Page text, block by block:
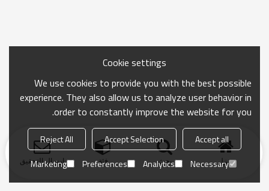
منزل بحث فئة ارسال التحقيق
Cookie settings
We use cookies to provide you with the best possible
experience. They also allow us to analyze user behavior in
order to constantly improve the website for you.
Accept all
Accept Selection
Reject All
Necessary
Analytics
Preferences
Marketing